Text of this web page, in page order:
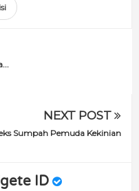
NEXT POST
Sumpah Pemuda Kekinian
ID